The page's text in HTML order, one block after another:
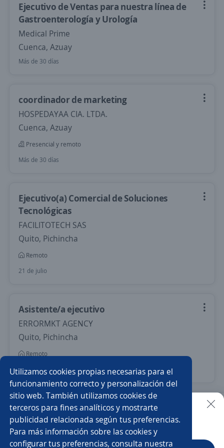
Utilizamos cookies propias necesarias para el
funcionamiento correcto y personalización del
sitio web. También utilizamos cookies de
terceros para fines analíticos y mostrarte
publicidad relacionada según tus preferencias.
Para más información sobre las cookies y
configurar tus preferencias, consulta nuestra
Ejecutivo de Ventas para nuestra línea de
Gastroenterología y Urología
Medical Prime
Cuenca, Azuay
Más de 30 días
coordinador de marketing
HOSPEDAYAA CIA. LTDA.
Cuenca, Azuay
Presencial y remoto
Más de 30 días
Ejecutivo(a) Comercial de Soluciones
Tecnológicas
FACILITOTECH SAS
Quito, Pichincha
Remoto
21 de julio
Asistente/a ejecutivo
ERRORMKT AGENCY
Quito, Pichincha
Remoto
Más de 30 días
Nuevas ofertas de empleo Avísame
Empleos similares
Buscar es más fácil en la app